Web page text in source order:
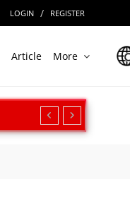
LOGIN / REGISTER
Article More